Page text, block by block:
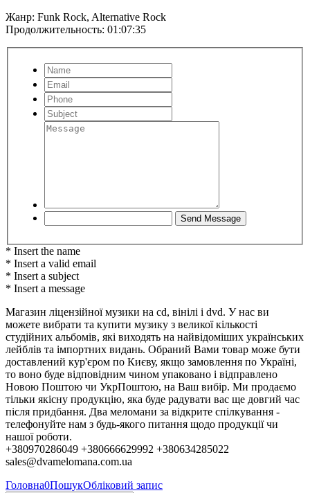
Жанр: Funk Rock, Alternative Rock
Продолжительность: 01:07:35
* Insert the name
* Insert a valid email
* Insert a subject
* Insert a message
Магазин ліцензійної музики на cd, вінілі і dvd. У нас ви
можете вибрати та купити музику з великої кількості
студійних альбомів, які виходять на найвідоміших українських
лейблів та імпортних видань. Обраний Вами товар може бути
доставлений кур'єром по Києву, якщо замовлення по Україні,
то воно буде відповідним чином упаковано і відправлено
Новою Поштою чи УкрПоштою, на Ваш вибір. Ми продаємо
тільки якісну продукцію, яка буде радувати вас ще довгий час
після придбання. Два меломани за відкрите спілкування -
телефонуйте нам з будь-якого питання щодо продукції чи
нашої роботи.
+380970286049 +380666629992 +380634285022
sales@dvamelomana.com.ua
Головна0ПошукОбліковий запис